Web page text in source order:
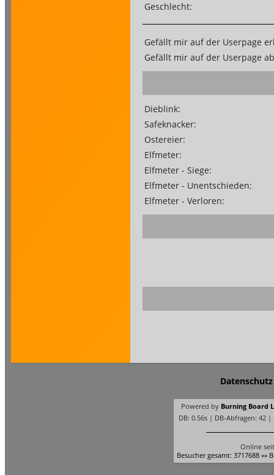
Geschlecht:
Gefällt mir auf der Userpage
Gefällt mir auf der Userpage
Dieblink:
Safeknacker:
Ostereier:
Elfmeter:
Elfmeter - Siege:
Elfmeter - Unentschieden:
Elfmeter - Verloren:
Datenschutz
Powered by Burning Board
DB: 0.56s | DB-Abfragen: 42 |
Online
Besucher gesamt: 3717688 «»